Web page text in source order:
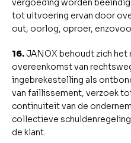
vergoeding worden
tot uitvoering ervan door
out, oorlog, oproer,
16. JANOX behoudt zich het
overeenkomst van
ingebrekestelling als
van faillissement, verzoek
continuïteit van de
collectieve
de klant.